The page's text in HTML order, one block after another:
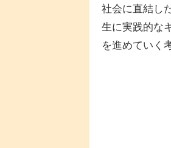
社会に直結し
生に実践的な
を進めていく